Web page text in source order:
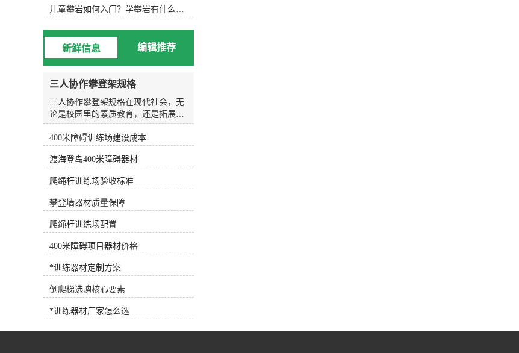
意造型。4.水中健身哑铃浮力哑铃
类似于水中健身棒，水中健身哑铃也
能为练习者提供浮力和阻力，用哑铃
进行的水中搏击强度很大！5.阻力葵
花阻力葵花向日葵鞋套的阻力 向日
葵可以手持或穿在脚上，以增加水的
面积和水的阻力。6.打水板打水板
水板是游泳场较常见、较方便的设
备，随处可见，也可用作抗阻训练设
备。7.浮力腰带深水浮力腰带 将浮
力带系在腰部，可为人体提供巨大的
浮力，使练习者在水中轻松完成训练
练习者各自的健身目标需求，可以选
择和使用健身器材，事半功倍！
儿童攀岩如何入门？学攀岩有什么好处？带娃攀岩两年的全面经验分享
新鲜信息 编辑推荐
三人协作攀登架规格
三人协作攀登架规格在现代社会，无
论是校园里的素质教育，还是拓展训
练基地的团队建设，人们对于体育器
材的需求早已不再局限于简单的单人
新以及企业团建活动的多元化，能够
锻炼参与者协作能力、身体协调性以
及心理素质的综合型器材逐渐成为市
场的新宠。其中，三人协作攀登架凭
借其独特的设计理念和较高的趣味
性，正受到越来越多客户的青睐。作
为一家集研发、生产、销售与售后服
务于一体的专业体育器材企业，河北
业一线，深切体会到不同用户群体对
于器材功能性与安全性的双重诉求。
公司推出的三人协作攀登架，正是顺
应这一市场趋势，结合多年的生产经
验与人体工学原理，精心打造的一款
团队协作型训练设备。这款产品不仅
400米障碍训练场建设成本
渡海登岛400米障碍器材
爬绳杆训练场验收标准
攀登墙器材质量保障
爬绳杆训练场配置
400米障碍项目器材价格
*训练器材定制方案
倒爬梯选购核心要素
*训练器材厂家怎么选